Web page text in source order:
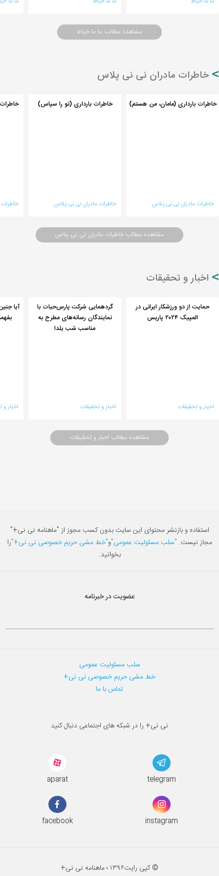
مشاهده مطالب ما ما خیاط
خاطرات مادران نی نی پلاس
خاطرات بارداری (مامان، من هستم)
خاطرات مادران نی نی پلاس
خاطرات بارداری (تو را سپاس)
خاطرات مادران نی نی پلاس
مشاهده مطالب خاطرات مادران نی نی پلاس
اخبار و تحقیقات
حمایت از دو ورزشکار ایرانی در
المپیک ۲۰۲۴ پاریس
اخبار و تحقیقات
گردهمایی شرکت پارس‌حیات با
نمایندگان رسانه‌های مطرح به
مناسب شب یلدا
اخبار و تحقیقات
آیا
اخبار
مشاهده مطالب اخبار و تحقیقات
استفاده و بازنشر محتوای این سایت بدون کسب مجوز از "ماهنامه نی نی+"
مجاز نیست. "سلب مسئولیت عمومی"و"خط مشی حریم خصوصی نی نی+"را
بخوانید.
عضویت در خبرنامه
سلب مسئولیت عمومی
خط مشی حریم خصوصی نی نی+
تماس با ما
نی نی+ را در شبکه های اجتماعی دنبال کنید
aparat telegram
facebook instagram
© کپی رایت۱۳۹۶ ؛ ماهنامه نی نی+